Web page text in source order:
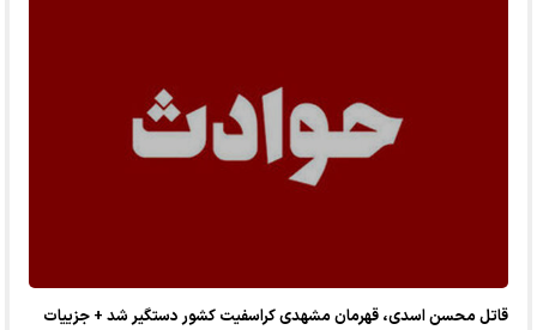
قاتل محسن اسدی، قهرمان مشهدی کراسفیت کشور دستگیر شد + جزییات